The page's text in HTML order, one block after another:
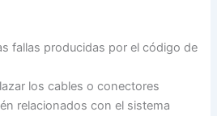
fallas producidas por el código de
los cables o conectores
relacionados con el sistema